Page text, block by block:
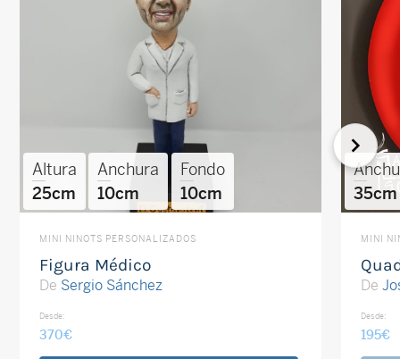
Altura
25cm
Anchura
10cm
Fondo
10cm
MINI NINOTS PERSONALIZADOS
Figura Médico
De Sergio Sánchez
Desde:
370€
35cm
MINI
De
Desde:
195€